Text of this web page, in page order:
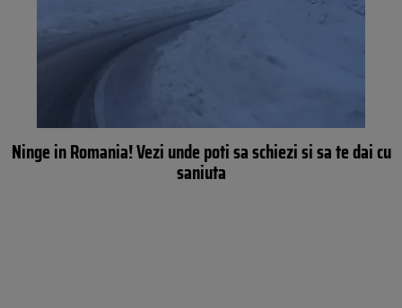
Ninge in Romania! Vezi unde poti sa schiezi si sa te dai cu
saniuta